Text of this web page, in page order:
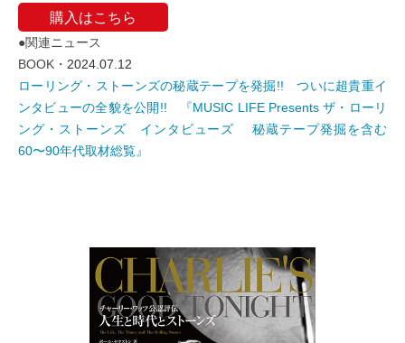
購入はこちら
●関連ニュース
BOOK・ 2024.07.12
ローリング・ストーンズの秘蔵テープを発掘!! ついに超貴重イ
ンタビューの全貌を公開!! 『MUSIC LIFE Presents ザ・ローリ
ング・ストーンズ インタビューズ 秘蔵テープ発掘を含む
60〜90年代取材総覧』